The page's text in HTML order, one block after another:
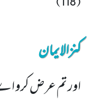
کنزالایمان
اور تم عرض